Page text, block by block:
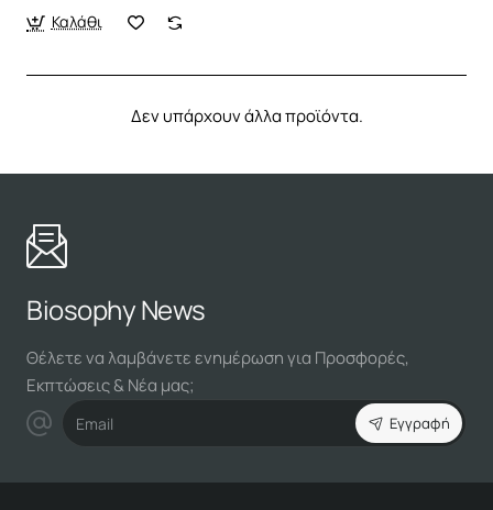
Καλάθι
Δεν υπάρχουν άλλα προϊόντα.
Biosophy News
Θέλετε να λαμβάνετε ενημέρωση για Προσφορές,
Εκπτώσεις & Νέα μας;
Εγγραφή